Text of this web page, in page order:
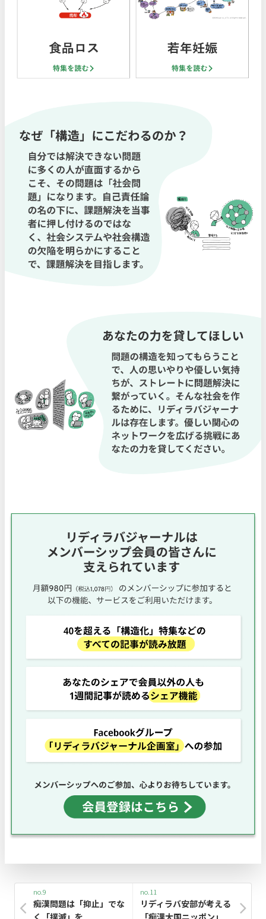
no.9
痴漢問題は「抑止」でな
く「撲滅」を
no.11
リディラバ安部が考える
「痴漢大国ニッポン」